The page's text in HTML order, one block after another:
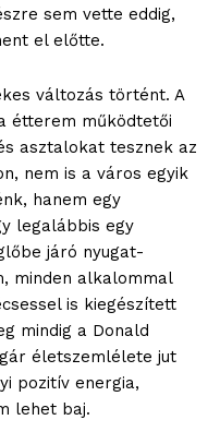
sem vette eddig,
el előtte.
változás történt. A
étterem működtetői
asztalokat tesznek az
nem is a város egyik
hanem egy
legalábbis egy
járó nyugat-
minden alkalommal
is kiegészített
mindig a Donald
életszemlélete jut
pozitív energia,
lehet baj.